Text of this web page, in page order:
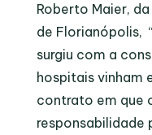
Roberto Maier,
de Florianópolis,
surgiu com a
hospitais vinham
contrato em que
responsabilidade